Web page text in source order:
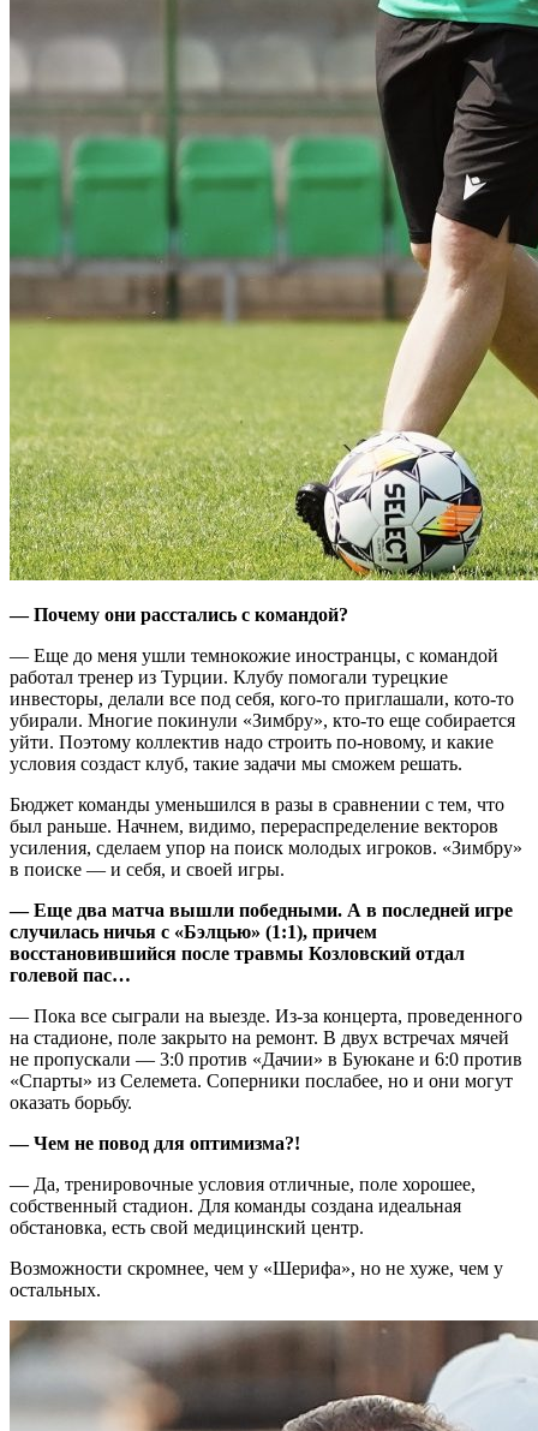
— Почему они расстались с командой?
— Еще до меня ушли темнокожие иностранцы, с командой
работал тренер из Турции. Клубу помогали турецкие
инвесторы, делали все под себя, кого-то приглашали, кото-то
убирали. Многие покинули «Зимбру», кто-то еще собирается
уйти. Поэтому коллектив надо строить по-новому, и какие
условия создаст клуб, такие задачи мы сможем решать.
Бюджет команды уменьшился в разы в сравнении с тем, что
был раньше. Начнем, видимо, перераспределение векторов
усиления, сделаем упор на поиск молодых игроков. «Зимбру»
в поиске — и себя, и своей игры.
— Еще два матча вышли победными. А в последней игре
случилась ничья с «Бэлцью» (1:1), причем
восстановившийся после травмы Козловский отдал
голевой пас…
— Пока все сыграли на выезде. Из-за концерта, проведенного
на стадионе, поле закрыто на ремонт. В двух встречах мячей
не пропускали — 3:0 против «Дачии» в Буюкане и 6:0 против
«Спарты» из Селемета. Соперники послабее, но и они могут
оказать борьбу.
— Чем не повод для оптимизма?!
— Да, тренировочные условия отличные, поле хорошее,
собственный стадион. Для команды создана идеальная
обстановка, есть свой медицинский центр.
Возможности скромнее, чем у «Шерифа», но не хуже, чем у
остальных.